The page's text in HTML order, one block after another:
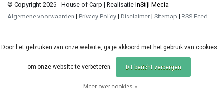
© Copyright 2026 - House of Carp | Realisatie InStijl Media
Algemene voorwaarden | Privacy Policy | Disclaimer | Sitemap | RSS Feed
Door het gebruiken van onze website, ga je akkoord met het gebruik van cookies
om onze website te verbeteren. Dit bericht verbergen
Meer over cookies »